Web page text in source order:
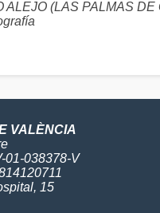
ALEJO (LAS PALMAS
VALÈNCIA
01-038378-V
15